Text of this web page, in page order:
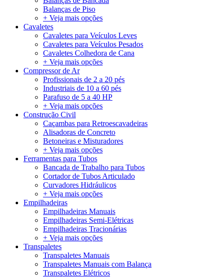
Balanças de Piso
+ Veja mais opções
Cavaletes
Cavaletes para Veículos Leves
Cavaletes para Veículos Pesados
Cavaletes Colhedora de Cana
+ Veja mais opções
Compressor de Ar
Profissionais de 2 a 20 pés
Industriais de 10 a 60 pés
Parafuso de 5 a 40 HP
+ Veja mais opções
Construção Civil
Caçambas para Retroescavadeiras
Alisadoras de Concreto
Betoneiras e Misturadores
+ Veja mais opções
Ferramentas para Tubos
Bancada de Trabalho para Tubos
Cortador de Tubos Articulado
Curvadores Hidráulicos
+ Veja mais opções
Empilhadeiras
Empilhadeiras Manuais
Empilhadeiras Semi-Elétricas
Empilhadeiras Tracionárias
+ Veja mais opções
Transpaletes
Transpaletes Manuais
Transpaletes Manuais com Balança
Transpaletes Elétricos